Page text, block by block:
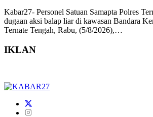
Kabar27- Personel Satuan Samapta Polres
dugaan aksi balap liar di kawasan Bandara
Ternate Tengah, Rabu, (5/8/2026),…
IKLAN